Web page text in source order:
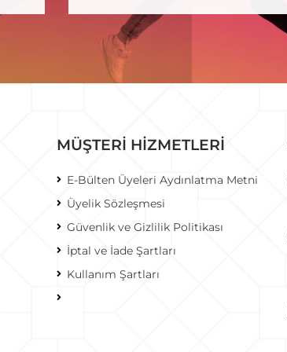
MÜŞTERİ HİZMETLERİ
E-Bülten Üyeleri Aydınlatma Metni
Üyelik Sözleşmesi
Güvenlik ve Gizlilik Politikası
İptal ve İade Şartları
Kullanım Şartları